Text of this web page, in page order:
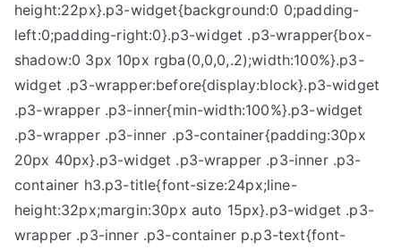
height:22px}.p3-widget{background:0 0;padding-
left:0;padding-right:0}.p3-widget .p3-wrapper{box-
shadow:0 3px 10px rgba(0,0,0,.2);width:100%}.p3-
widget .p3-wrapper:before{display:block}.p3-widget
.p3-wrapper .p3-inner{min-width:100%}.p3-widget
.p3-wrapper .p3-inner .p3-container{padding:30px
20px 40px}.p3-widget .p3-wrapper .p3-inner .p3-
container h3.p3-title{font-size:24px;line-
height:32px;margin:30px auto 15px}.p3-widget .p3-
wrapper .p3-inner .p3-container p.p3-text{font-